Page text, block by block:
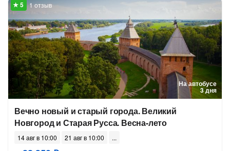
На автобусе
3 дня
1 отзыв
Вечно новый и старый города. Великий
Новгород и Старая Русса. Весна-лето
14 авг в 10:00
21 авг в 10:00